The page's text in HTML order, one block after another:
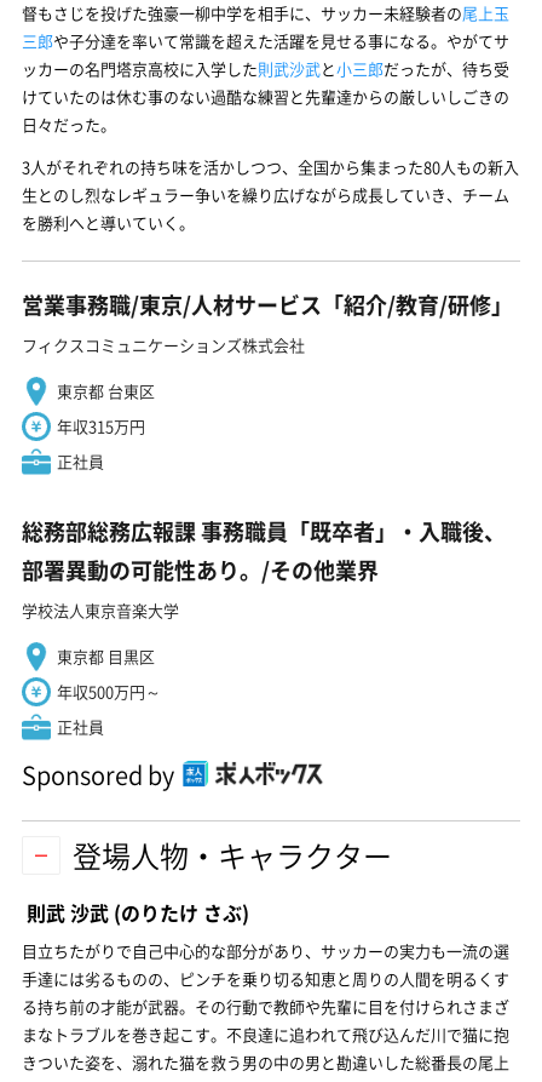
督もさじを投げた強豪一柳中学を相手に、サッカー未経験者の尾上玉
三郎や子分達を率いて常識を超えた活躍を見せる事になる。やがてサ
ッカーの名門塔京高校に入学した則武沙武と小三郎だったが、待ち受
けていたのは休む事のない過酷な練習と先輩達からの厳しいしごきの
日々だった。
3人がそれぞれの持ち味を活かしつつ、全国から集まった80人もの新入
生とのし烈なレギュラー争いを繰り広げながら成長していき、チーム
を勝利へと導いていく。
営業事務職/東京/人材サービス「紹介/教育/研修」
フィクスコミュニケーションズ株式会社
東京都 台東区
年収315万円
正社員
総務部総務広報課 事務職員「既卒者」・入職後、
部署異動の可能性あり。/その他業界
学校法人東京音楽大学
東京都 目黒区
年収500万円～
正社員
Sponsored by
登場人物・キャラクター
則武 沙武 (のりたけ さぶ)
目立ちたがりで自己中心的な部分があり、サッカーの実力も一流の選
手達には劣るものの、ピンチを乗り切る知恵と周りの人間を明るくす
る持ち前の才能が武器。その行動で教師や先輩に目を付けられさまざ
まなトラブルを巻き起こす。不良達に追われて飛び込んだ川で猫に抱
きついた姿を、溺れた猫を救う男の中の男と勘違いした総番長の尾上